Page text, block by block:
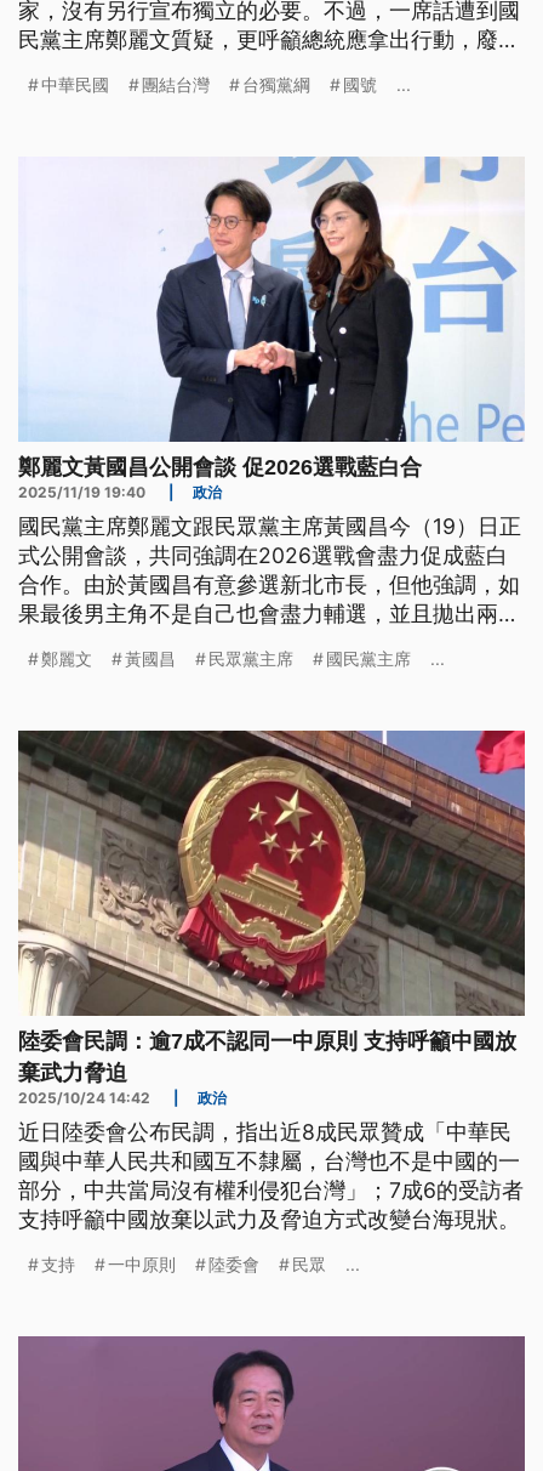
家，沒有另行宣布獨立的必要。不過，一席話遭到國
民黨主席鄭麗文質疑，更呼籲總統應拿出行動，廢除
心價值。
中華民國 團結台灣 台獨黨綱 國號 ...
鄭麗文黃國昌公開會談 促2026選戰藍白合
2025/11/19 19:40 政治
國民黨主席鄭麗文跟民眾黨主席黃國昌今（19）日正
式公開會談，共同強調在2026選戰會盡力促成藍白
合作。由於黃國昌有意參選新北市長，但他強調，如
果最後男主角不是自己也會盡力輔選，並且拋出兩黨
未來台灣地方治理藍圖，已經找前內政部長李鴻源組
鄭麗文 黃國昌 民眾黨主席 國民黨主席 ...
陸委會民調：逾7成不認同一中原則 支持呼籲中國放
棄武力脅迫
2025/10/24 14:42 政治
近日陸委會公布民調，指出近8成民眾贊成「中華民
國與中華人民共和國互不隸屬，台灣也不是中國的一
部分，中共當局沒有權利侵犯台灣」；7成6的受訪者
支持呼籲中國放棄以武力及脅迫方式改變台海現狀。
支持 一中原則 陸委會 民眾 ...